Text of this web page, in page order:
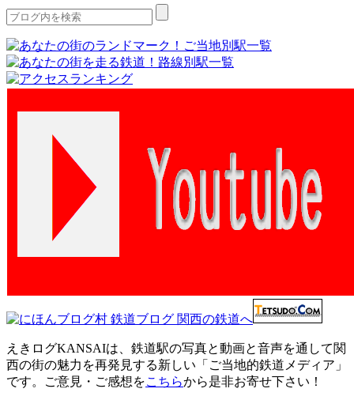
えきログKANSAIは、鉄道駅の写真と動画と音声を通して関
西の街の魅力を再発見する新しい「ご当地的鉄道メディア」
です。ご意見・ご感想をこちらから是非お寄せ下さい！